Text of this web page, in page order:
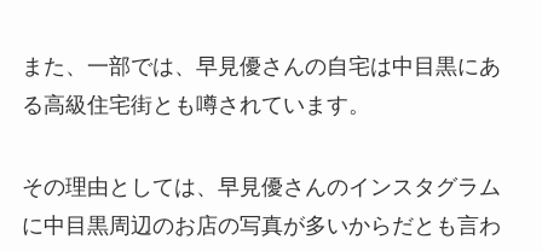
また、一部では、早見優さんの自宅は中目黒にあ
る高級住宅街とも噂されています。
その理由としては、早見優さんのインスタグラム
に中目黒周辺のお店の写真が多いからだとも言わ